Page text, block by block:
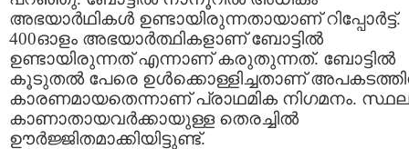
അഭയാർഥികൾ ഉണ്ടായിരുന്നതായാണ് റിപ്പോർട്ട്.
400ഓളം അഭയാര്‍ത്ഥികളാണ് ബോട്ടിൽ
ഉണ്ടായിരുന്നത് എന്നാണ് കരുതുന്നത്. ബോട്ടിൽ
കൂടുതൽ പേരെ ഉൾക്കൊള്ളിച്ചതാണ്
കാരണമായതെന്നാണ് പ്രാഥമിക നിഗമനം.
കാണാതായവര്‍ക്കായുള്ള തെരച്ചില്‍
ഊർജ്ജിതമാക്കിയിട്ടുണ്ട്.